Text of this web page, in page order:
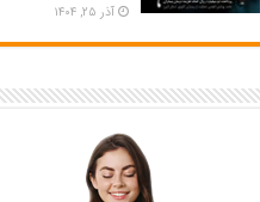
آذر ۲۵, ۱۴۰۴